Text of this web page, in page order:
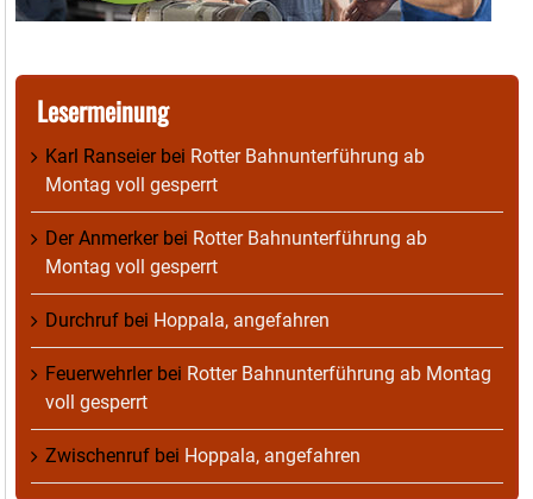
Lesermeinung
Karl Ranseierbei Rotter Bahnunterführung ab
Montag voll gesperrt
Der Anmerkerbei Rotter Bahnunterführung ab
Montag voll gesperrt
Durchruf bei Hoppala, angefahren
Feuerwehrlerbei Rotter Bahnunterführung ab Montag
voll gesperrt
Zwischenruf bei Hoppala, angefahren